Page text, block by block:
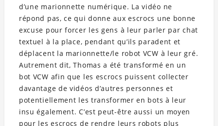
d’une marionnette numérique. La vidéo ne
répond pas, ce qui donne aux escrocs une bonne
excuse pour forcer les gens à leur parler par chat
textuel à la place, pendant qu’ils paradent et
déplacent la marionnette/le robot VCW à leur gré.
Autrement dit, Thomas a été transformé en un
bot VCW afin que les escrocs puissent collecter
davantage de vidéos d’autres personnes et
potentiellement les transformer en bots à leur
insu également. C’est peut-être aussi un moyen
pour les escrocs de rendre leurs robots plus